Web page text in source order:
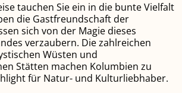
tauchen Sie ein in die bunte Vielfalt
die Gastfreundschaft der
sich von der Magie dieses
verzaubern. Die zahlreichen
Wüsten und
Stätten machen Kolumbien zu
für Natur- und Kulturliebhaber.